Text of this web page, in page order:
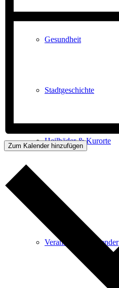
Gesundheit
Stadtgeschichte
Heilbäder & Kurorte
Veranstaltungskalender
Zum Kalender hinzufügen